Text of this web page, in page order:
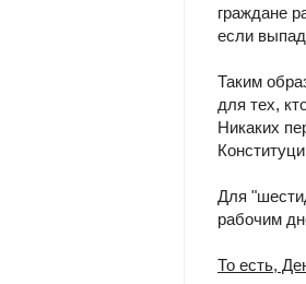
граждане
если
Таким
для тех,
Никаких
Для
рабочим
То есть,